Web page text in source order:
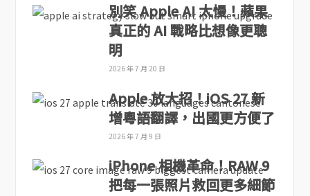
別笑 Apple AI 太慢！蘋果
真正的 AI 戰略比想像更聰
明
2026 年 7 月 20 日
Apple 放大招！iOS 27 新
增粵語翻譯，出國更方便了
2026 年 7 月 9 日
iPhone 相機革命！RAW 9
把每一張照片救回更多細節